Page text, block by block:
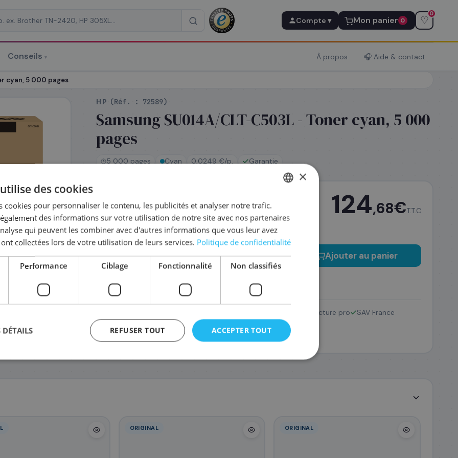
Compte ▾ Mon panier 0 ♡
0
Conseils ▾ À propos 🎧 Aide & contact
cyan, 5 000 pages
HP (Réf. : 72589)
Samsung SU014A/CLT-C503L - Toner cyan, 5 000
pages
5 000 pages Cyan 0,0249 €/p. Garantie
Expédié le jour même —
commandez avant 14h
Coût par impression :0,0249€
124,68€T.T.C
− + Ajouter au panier
Complétez la sérieSU-014 A
33,48 €
Facture pro SAV France
ORIGINAL ORIGINAL
ENGLISH
×
des cookies
cookies pour personnaliser le contenu, les publicités et analyser notre trafic.
des informations sur votre utilisation de notre site avec nos partenaires
qui peuvent les combiner avec d'autres informations que vous leur avez
collectées lors de votre utilisation de leurs services. Politique de confidentialité
Performance Ciblage Fonctionnalité Non classifiés
ACCEPTER TOUT
REFUSER TOUT
DÉTAILS